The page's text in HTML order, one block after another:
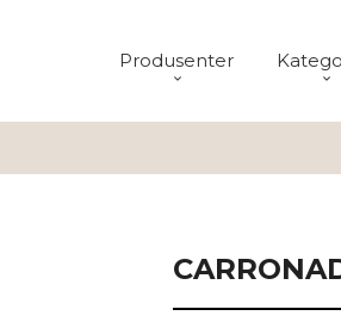
Produsenter